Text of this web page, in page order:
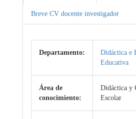
Breve CV docente investigador
Departamento:
Didáctica e
Educativa
Área de
conocimiento:
Didáctica y
Escolar